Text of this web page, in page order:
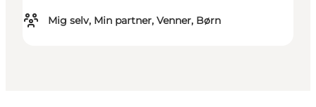
Mig selv, Min partner, Venner, Børn